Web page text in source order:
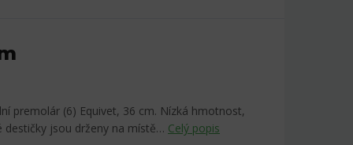
premolár (6) Equivet, 36 cm. Nízká hmotnost,
destičky jsou drženy na místě… Celý popis